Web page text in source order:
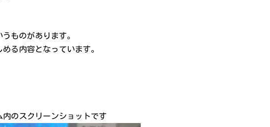
ものがあります。
る内容となっています。
のスクリーンショットです